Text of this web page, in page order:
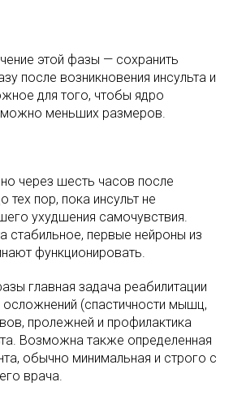
этой фазы — сохранить
после возникновения инсульта и
для того, чтобы ядро
можно меньших размеров.
через шесть часов после
тех пор, пока инсульт не
ухудшения самочувствия.
стабильное, первые нейроны из
функционировать.
главная задача реабилитации
(спастичности мышц,
пролежней и профилактика
Возможна также определенная
обычно минимальная и строго с
врача.